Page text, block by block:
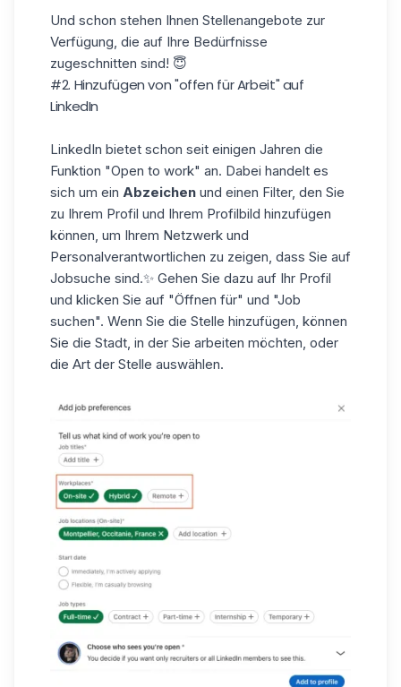
Und schon stehen Ihnen Stellenangebote zur
Verfügung, die auf Ihre Bedürfnisse
zugeschnitten sind! 😇
#2. Hinzufügen von "offen für Arbeit" auf
LinkedIn
LinkedIn bietet schon seit einigen Jahren die
Funktion "Open to work" an. Dabei handelt es
sich um ein Abzeichen und einen Filter, den Sie
zu Ihrem Profil und Ihrem Profilbild hinzufügen
können, um Ihrem Netzwerk und
Personalverantwortlichen zu zeigen, dass Sie auf
Jobsuche sind.✨ Gehen Sie dazu auf Ihr Profil
und klicken Sie auf "Öffnen für" und "Job
suchen". Wenn Sie die Stelle hinzufügen, können
Sie die Stadt, in der Sie arbeiten möchten, oder
die Art der Stelle auswählen.